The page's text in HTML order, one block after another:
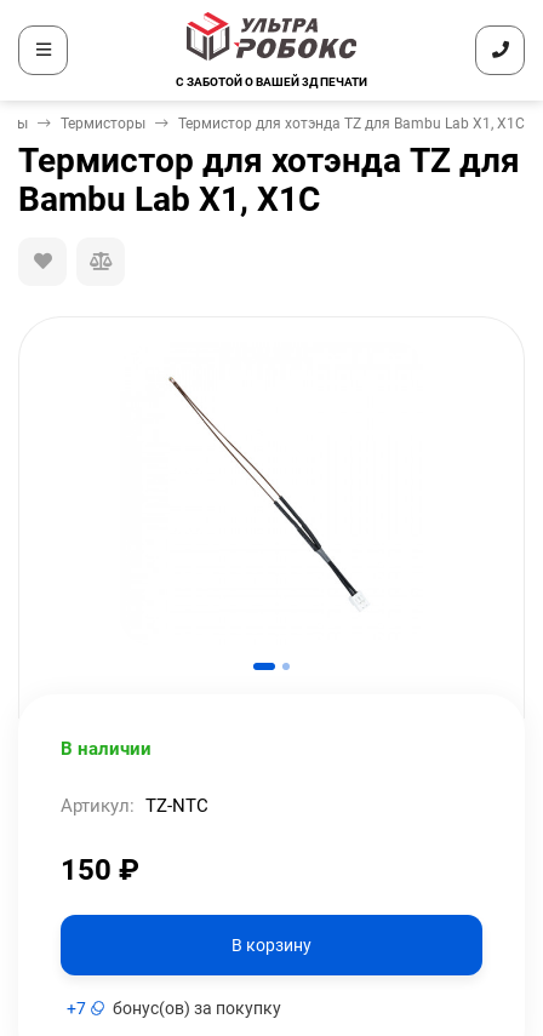
С ЗАБОТОЙ О ВАШЕЙ 3Д ПЕЧАТИ
Термисторы Термистор для хотэнда TZ для Bambu Lab X1, X1C
Термистор для хотэнда TZ для
Bambu Lab X1, X1C
В наличии
Артикул: TZ-NTC
150 ₽
В корзину
+7 бонус(ов) за покупку